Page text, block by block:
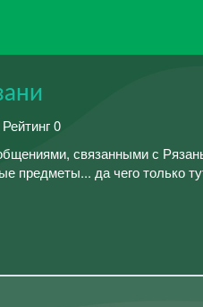
0
связанными с
предметы... да чего только